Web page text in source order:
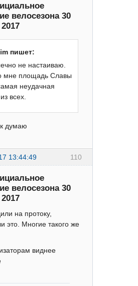
велосезона 30
пишет:
не настаиваю.
мне площадь Славы
неудачная
всех.
думаю
110
13:44:49
велосезона 30
на протоку,
это. Многие такого же
виднее